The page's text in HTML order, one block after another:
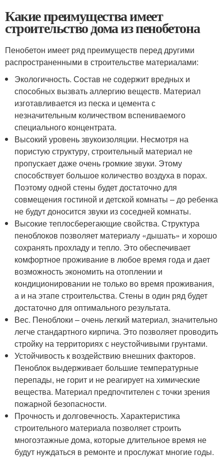
Какие преимущества имеет
строительство дома из пенобетона
Пенобетон имеет ряд преимуществ перед другими
распространенными в строительстве материалами:
Экологичность. Состав не содержит вредных и
способных вызвать аллергию веществ. Материал
изготавливается из песка и цемента с
незначительным количеством вспениваемого
специального концентрата.
Высокий уровень звукоизоляции. Несмотря на
пористую структуру, строительный материал не
пропускает даже очень громкие звуки. Этому
способствует большое количество воздуха в порах.
Поэтому одной стены будет достаточно для
совмещения гостиной и детской комнаты – до ребенка
не будут доносится звуки из соседней комнаты.
Высокие теплосберегающие свойства. Структура
пеноблоков позволяет материалу «дышать» и хорошо
сохранять прохладу и тепло. Это обеспечивает
комфортное проживание в любое время года и дает
возможность экономить на отоплении и
кондиционировании не только во время проживания,
а и на этапе строительства. Стены в один ряд будет
достаточно для оптимального результата.
Вес. Пеноблоки – очень легкий материал, значительно
легче стандартного кирпича. Это позволяет проводить
стройку на территориях с неустойчивыми грунтами.
Устойчивость к воздействию внешних факторов.
Пеноблок выдерживает большие температурные
перепады, не горит и не реагирует на химические
вещества. Материал предпочтителен с точки зрения
пожарной безопасности.
Прочность и долговечность. Характеристика
строительного материала позволяет строить
многоэтажные дома, которые длительное время не
будут нуждаться в ремонте и прослужат многие годы.